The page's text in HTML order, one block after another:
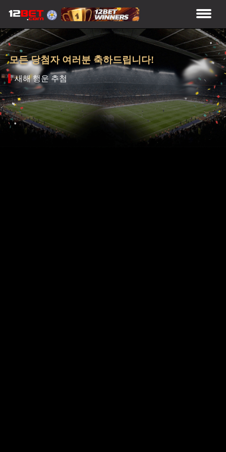
모든 당첨자 여러분 축하드립니다!
새해 행운 추첨